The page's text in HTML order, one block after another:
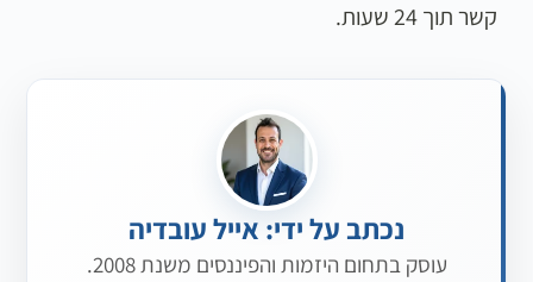
קשר תוך 24 שעות.
נכתב על ידי: אייל עובדיה
עוסק בתחום היזמות והפיננסים משנת 2008.